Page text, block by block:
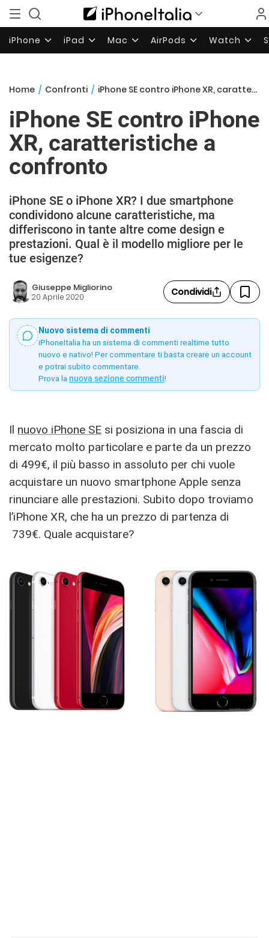
iPhone iPad Mac AirPods Watch
Home / Confronti / iPhone SE contro iPhone XR, caratteristiche a confronto
iPhone SE contro iPhone
XR, caratteristiche a
confronto
iPhone SE o iPhone XR? I due smartphone
condividono alcune caratteristiche, ma
differiscono in tante altre come design e
prestazioni. Qual è il modello migliore per le
tue esigenze?
Giuseppe Migliorino
20 Aprile 2020 Condividi
Nuovo sistema di commenti
iPhoneItalia ha un sistema di commenti realtime tutto
nuovo e nativo! Per commentare ti basta creare un account
e potrai subito commentare.
Prova la nuova sezione commenti!
Il nuovo iPhone SE si posiziona in una fascia di
mercato molto particolare e parte da un prezzo
di 499€, il più basso in assoluto per chi vuole
acquistare un nuovo smartphone Apple senza
rinunciare alle prestazioni. Subito dopo troviamo
l’iPhone XR, che ha un prezzo di partenza di
739€. Quale acquistare?